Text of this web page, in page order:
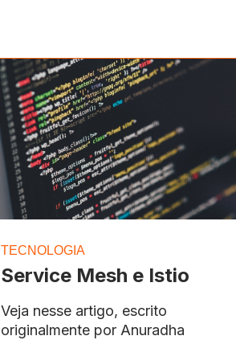
TECNOLOGIA
Service Mesh e Istio
Veja nesse artigo, escrito
originalmente por Anuradha